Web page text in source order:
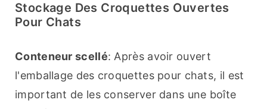
Stockage Des Croquettes Ouvertes
Pour Chats
Conteneur scellé: Après avoir ouvert
l'emballage des croquettes pour chats, il est
important de les conserver dans une boîte